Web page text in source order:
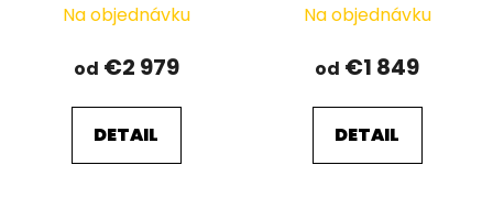
Na objednávku
od €2 979
DETAIL
Na objednávku
od €1 849
DETAIL